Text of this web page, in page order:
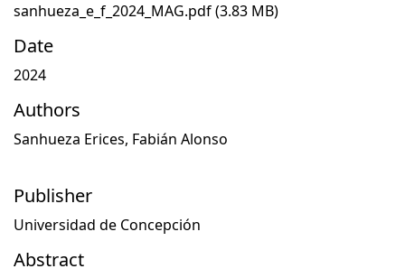
sanhueza_e_f_2024_MAG.pdf(3.83 MB)
Date
2024
Authors
Sanhueza Erices, Fabián Alonso
Publisher
Universidad de Concepción
Abstract